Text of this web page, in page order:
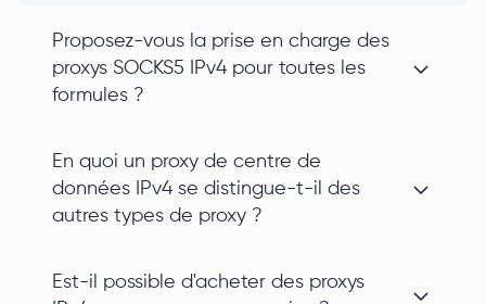
Proposez-vous la prise en charge des
proxys SOCKS5 IPv4 pour toutes les
formules ?
En quoi un proxy de centre de
données IPv4 se distingue-t-il des
autres types de proxy ?
Est-il possible d'acheter des proxys